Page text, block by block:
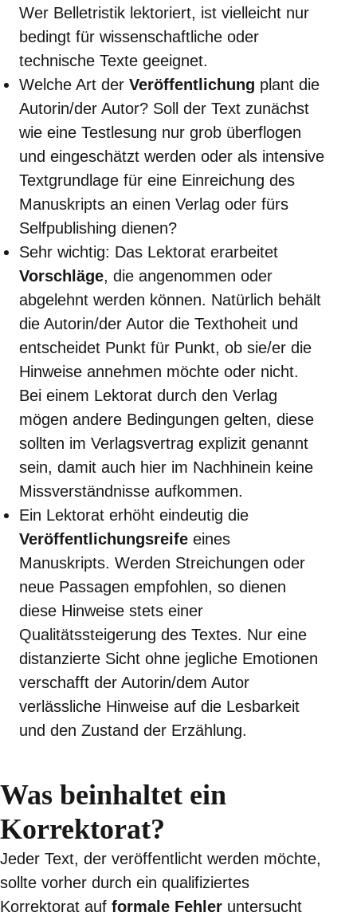
Wer Belletristik lektoriert, ist vielleicht nur
bedingt für wissenschaftliche oder
technische Texte geeignet.
Welche Art der Veröffentlichung plant die
Autorin/der Autor? Soll der Text zunächst
wie eine Testlesung nur grob überflogen
und eingeschätzt werden oder als intensive
Textgrundlage für eine Einreichung des
Manuskripts an einen Verlag oder fürs
Selfpublishing dienen?
Sehr wichtig: Das Lektorat erarbeitet
Vorschläge, die angenommen oder
abgelehnt werden können. Natürlich behält
die Autorin/der Autor die Texthoheit und
entscheidet Punkt für Punkt, ob sie/er die
Hinweise annehmen möchte oder nicht.
Bei einem Lektorat durch den Verlag
mögen andere Bedingungen gelten, diese
sollten im Verlagsvertrag explizit genannt
sein, damit auch hier im Nachhinein keine
Missverständnisse aufkommen.
Ein Lektorat erhöht eindeutig die
Veröffentlichungsreife eines
Manuskripts. Werden Streichungen oder
neue Passagen empfohlen, so dienen
diese Hinweise stets einer
Qualitätssteigerung des Textes. Nur eine
distanzierte Sicht ohne jegliche Emotionen
verschafft der Autorin/dem Autor
verlässliche Hinweise auf die Lesbarkeit
und den Zustand der Erzählung.
Was beinhaltet ein
Korrektorat?
Jeder Text, der veröffentlicht werden möchte,
sollte vorher durch ein qualifiziertes
Korrektorat auf formale Fehler untersucht